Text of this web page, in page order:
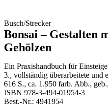
Busch/Strecker
Bonsai – Gestalten
Gehölzen
Ein Praxishandbuch für
3., vollständig überarbeitete und
616 S., ca. 1.950 farb. Abb.,
ISBN 978-3-494-01954-3
Best.-Nr.: 4941954